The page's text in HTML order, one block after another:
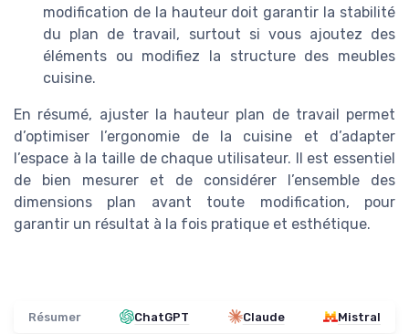
modification de la hauteur doit garantir la stabilité
du plan de travail, surtout si vous ajoutez des
éléments ou modifiez la structure des meubles
cuisine.
En résumé, ajuster la hauteur plan de travail permet
d’optimiser l’ergonomie de la cuisine et d’adapter
l’espace à la taille de chaque utilisateur. Il est essentiel
de bien mesurer et de considérer l’ensemble des
dimensions plan avant toute modification, pour
garantir un résultat à la fois pratique et esthétique.
Résumer ChatGPT Claude Mistral